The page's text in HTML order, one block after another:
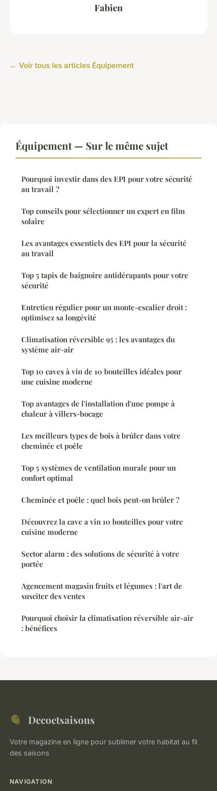
Fabien
← Voir tous les articles Équipement
Équipement — Sur le même sujet
Pourquoi investir dans des EPI pour votre sécurité
au travail ?
Top conseils pour sélectionner un expert en film
solaire
Les avantages essentiels des EPI pour la sécurité
au travail
Top 5 tapis de baignoire antidérapants pour votre
sécurité
Entretien régulier pour un monte-escalier droit :
optimisez sa longévité
Climatisation réversible 95 : les avantages du
système air-air
Top 10 caves à vin de 10 bouteilles idéales pour
une cuisine moderne
Top avantages de l'installation d'une pompe à
chaleur à villers-bocage
Les meilleurs types de bois à brûler dans votre
cheminée et poêle
Top 5 systèmes de ventilation murale pour un
confort optimal
Cheminée et poêle : quel bois peut-on brûler ?
Découvrez la cave a vin 10 bouteilles pour votre
cuisine moderne
Sector alarm : des solutions de sécurité à votre
portée
Agencement magasin fruits et légumes : l'art de
susciter des ventes
Pourquoi choisir la climatisation réversible air-air
: bénéfices
Decoetsaisons
Votre magazine en ligne pour sublimer votre habitat au fil
des saisons
NAVIGATION